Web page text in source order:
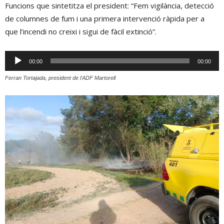
Funcions que sintetitza el president: “Fem vigilància, detecció
de columnes de fum i una primera intervenció ràpida per a
que l’incendi no creixi i sigui de fàcil extinció”.
Reproductor
d'àudio
00:00 00:00
Ferran Tortajada, president de l'ADF Martorell